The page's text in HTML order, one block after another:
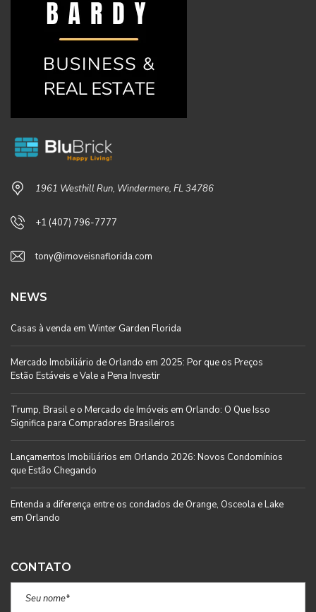
1961 Westhill Run, Windermere, FL 34786
+1 (407) 796-7777
tony@imoveisnaflorida.com
NEWS
Casas à venda em Winter Garden Florida
Mercado Imobiliário de Orlando em 2025: Por que os Preços
Estão Estáveis e Vale a Pena Investir
Trump, Brasil e o Mercado de Imóveis em Orlando: O Que Isso
Significa para Compradores Brasileiros
Lançamentos Imobiliários em Orlando 2026: Novos Condomínios
que Estão Chegando
Entenda a diferença entre os condados de Orange, Osceola e Lake
em Orlando
CONTATO